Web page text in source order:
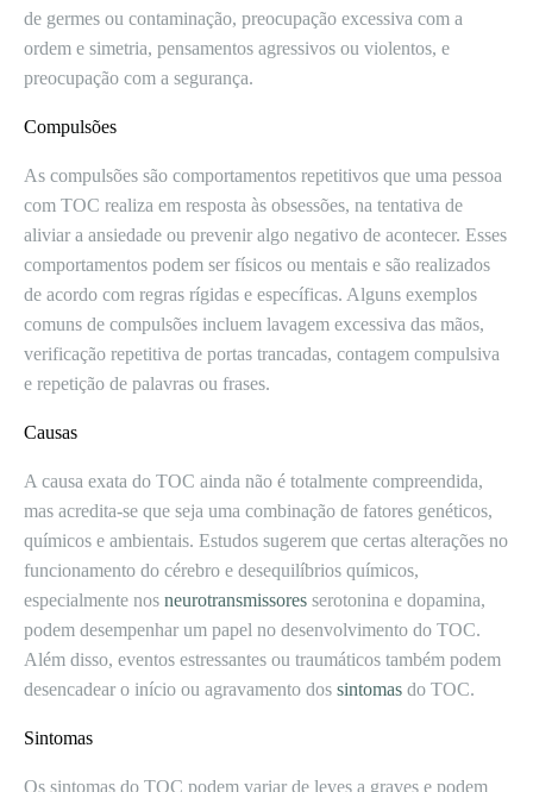
de germes ou contaminação, preocupação excessiva com a
ordem e simetria, pensamentos agressivos ou violentos, e
preocupação com a segurança.
Compulsões
As compulsões são comportamentos repetitivos que uma pessoa
com TOC realiza em resposta às obsessões, na tentativa de
aliviar a ansiedade ou prevenir algo negativo de acontecer. Esses
comportamentos podem ser físicos ou mentais e são realizados
de acordo com regras rígidas e específicas. Alguns exemplos
comuns de compulsões incluem lavagem excessiva das mãos,
verificação repetitiva de portas trancadas, contagem compulsiva
e repetição de palavras ou frases.
Causas
A causa exata do TOC ainda não é totalmente compreendida,
mas acredita-se que seja uma combinação de fatores genéticos,
químicos e ambientais. Estudos sugerem que certas alterações no
funcionamento do cérebro e desequilíbrios químicos,
especialmente nos neurotransmissores serotonina e dopamina,
podem desempenhar um papel no desenvolvimento do TOC.
Além disso, eventos estressantes ou traumáticos também podem
desencadear o início ou agravamento dos sintomas do TOC.
Sintomas
Os sintomas do TOC podem variar de leves a graves e podem